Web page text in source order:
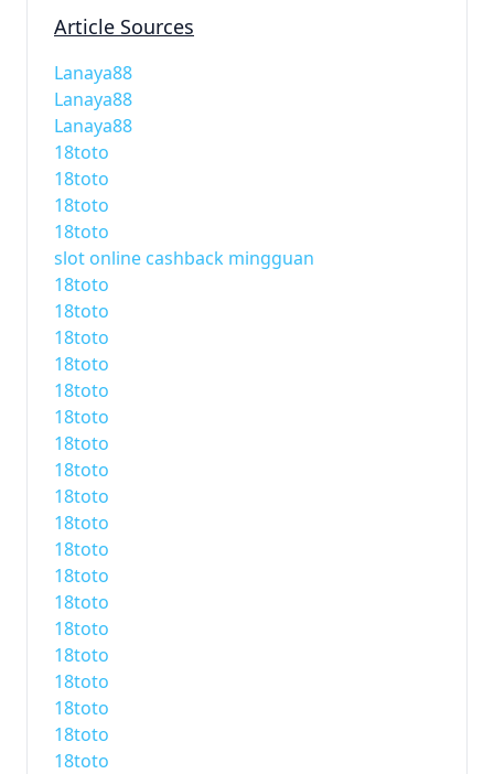
Article Sources
Lanaya88
Lanaya88
Lanaya88
18toto
18toto
18toto
18toto
slot online cashback mingguan
18toto
18toto
18toto
18toto
18toto
18toto
18toto
18toto
18toto
18toto
18toto
18toto
18toto
18toto
18toto
18toto
18toto
18toto
18toto